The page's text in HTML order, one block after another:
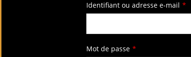
Identifiant ou adresse e-mail *
Mot de passe *